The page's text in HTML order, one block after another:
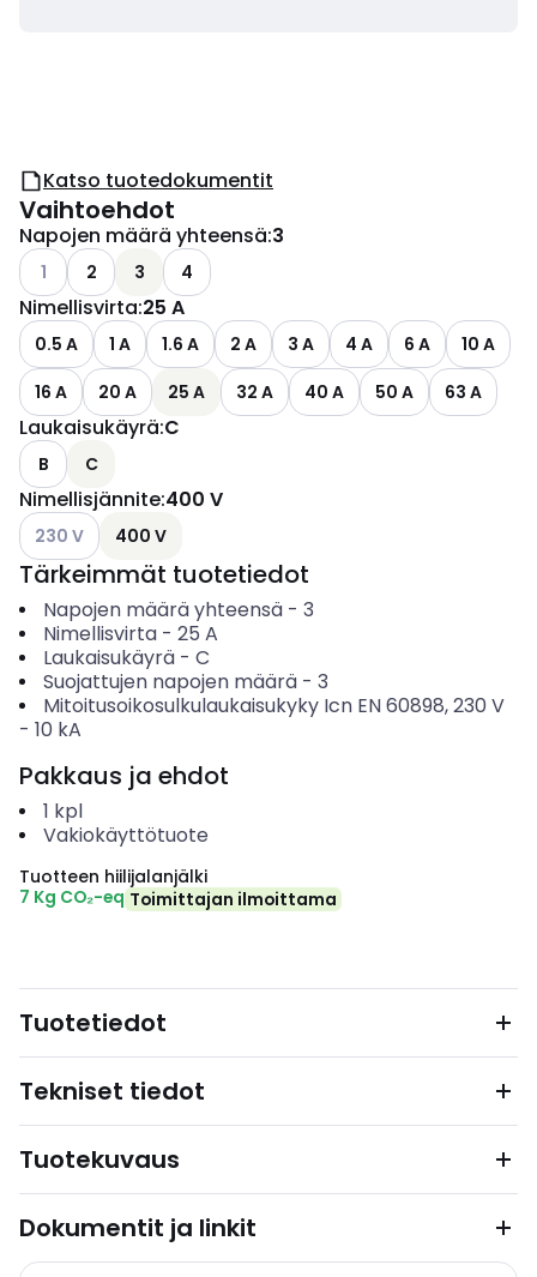
Katso tuotedokumentit
Vaihtoehdot
Napojen määrä yhteensä:3
Katso käytettävissä olevat vaihtoehdot
1 2 3 4
Nimellisvirta:25 A
0.5 A 1 A 1.6 A 2 A 3 A 4 A 6 A
10 A
16 A
20 A 25 A 32 A 40 A 50 A 63 A
Laukaisukäyrä:C
B C
Nimellisjännite:400 V
Katso käytettävissä olevat vaihtoehdot
230 V 400 V
Tärkeimmät tuotetiedot
Napojen määrä yhteensä- 3
Nimellisvirta- 25 A
Laukaisukäyrä- C
Suojattujen napojen määrä- 3
Mitoitusoikosulkulaukaisukyky Icn EN 60898, 230 V
- 10 kA
Pakkaus ja ehdot
1 kpl
Vakiokäyttötuote
Tuotteen hiilijalanjälki
7 Kg CO₂-eq Toimittajan ilmoittama
Tuotetiedot
Tekniset tiedot
Tuotekuvaus
Dokumentit ja linkit